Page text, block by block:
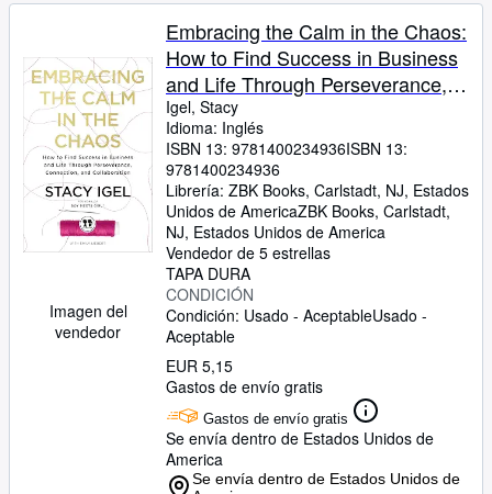
Imagen del
vendedor
Embracing the Calm in the Chaos:
How to Find Success in Business
and Life Through Perseverance,
Connection, and Collaboration
Igel, Stacy
Idioma: Inglés
ISBN 13: 9781400234936ISBN 13:
9781400234936
Librería: ZBK Books, Carlstadt, NJ, Estados
Unidos de AmericaZBK Books, Carlstadt,
NJ, Estados Unidos de America
Vendedor de 5 estrellas
TAPA DURA
CONDICIÓN
Condición: Usado - AceptableUsado -
Aceptable
EUR 5,15
Gastos de envío gratis
Gastos de envío gratis
Se envía dentro de Estados Unidos de
America
Se envía dentro de Estados Unidos de